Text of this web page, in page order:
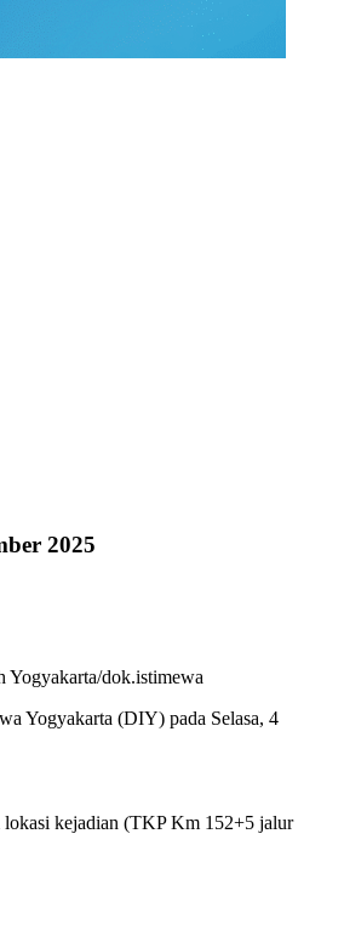
2025
Yogyakarta/dok.istimewa
Yogyakarta (DIY) pada Selasa, 4
lokasi kejadian (TKP Km 152+5 jalur